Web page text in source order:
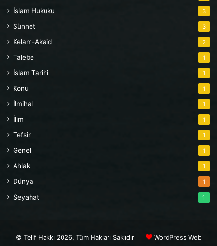
İslam Hukuku 3
Sünnet 3
Kelam-Akaid 2
Talebe 1
İslam Tarihi 1
Konu 1
İlmihal 1
İlim 1
Tefsir 1
Genel 1
Ahlak 1
Dünya 1
Seyahat 1
© Telif Hakkı 2026, Tüm Hakları Saklıdır | WordPress Web